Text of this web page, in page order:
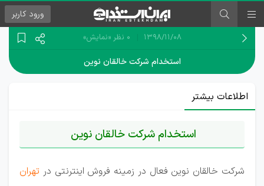
ورود کاربر
۱۳۹۸/۱۱/۰۸ 0 نظر «نمایش»
استخدام شرکت خالقان نوین
اطلاعات بیشتر
استخدام شرکت خالقان نوین
شرکت خالقان نوین فعال در زمینه فروش اینترنتی در تهران